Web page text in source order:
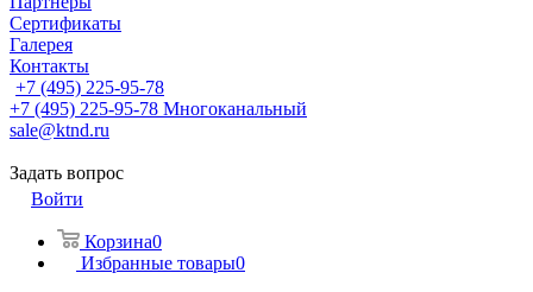
Сертификаты
Галерея
Контакты
+7 (495) 225-95-78
+7 (495) 225-95-78 Многоканальный
sale@ktnd.ru
Задать вопрос
Войти
Корзина0
Избранные товары0